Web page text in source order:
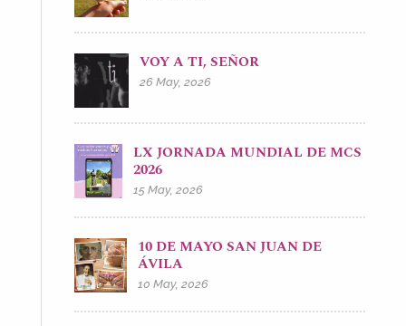
VOY A TI, SEÑOR
26 May, 2026
LX JORNADA MUNDIAL DE MCS
2026
15 May, 2026
10 DE MAYO SAN JUAN DE
ÁVILA
10 May, 2026